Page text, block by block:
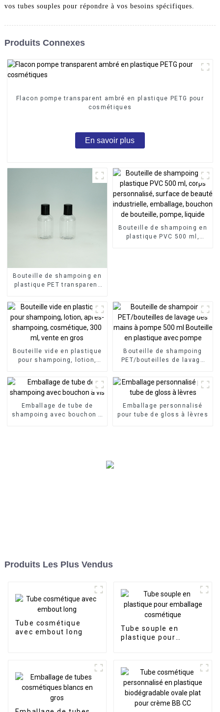
vos tubes souples pour répondre à vos besoins spécifiques.
Produits Connexes
Flacon pompe transparent ambré en plastique PETG pour
cosmétiques
En savoir plus
Bouteille de shampoing en
plastique PET transparent
Bouteille de shampoing en
plastique PVC 500 ml,
Bouteille vide en plastique
pour shampoing, lotion,
cosmétique, 300 ml, vente
en gros
Bouteille de shampoing
PET/bouteilles de lavage
Bouteille en plastique avec
pompe
Emballage de tube de
shampoing avec bouchon à
Emballage personnalisé
pour tube de gloss à lèvres
Produits Les Plus Vendus
Tube cosmétique
avec embout long
Tube souple en
plastique pour